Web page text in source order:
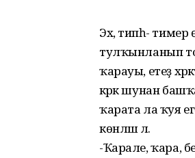
Эх, типһә- тимер
тулҡынланып
ҡарауы, етеҙ
кәрәк шунан
ҡарата ла ҡуя
көнләшә лә.
-Ҡарале, ҡара,